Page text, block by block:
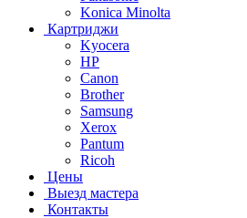
Konica Minolta
Картриджи
Kyocera
HP
Canon
Brother
Samsung
Xerox
Pantum
Ricoh
Цены
Выезд мастера
Контакты